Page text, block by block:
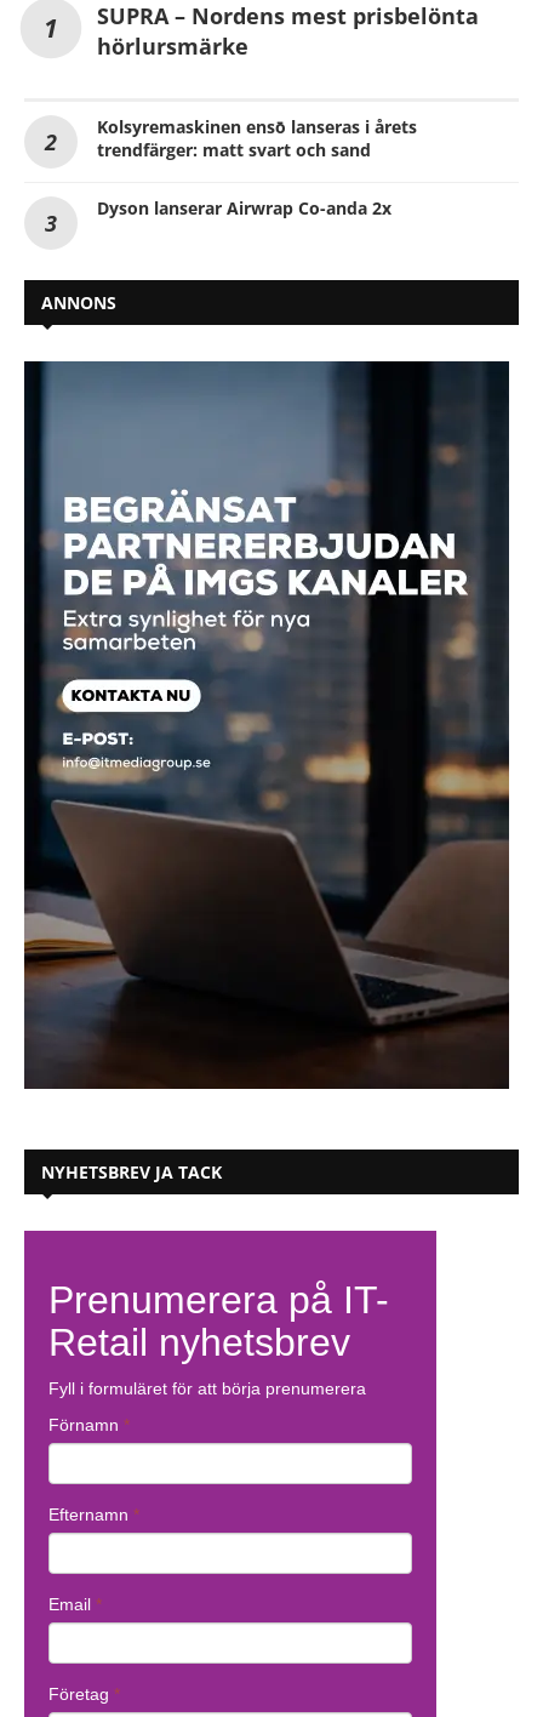
SUPRA – Nordens mest prisbelönta
hörlursmärke
Kolsyremaskinen ensō lanseras i årets
trendfärger: matt svart och sand
Dyson lanserar Airwrap Co-anda 2x
ANNONS
NYHETSBREV JA TACK